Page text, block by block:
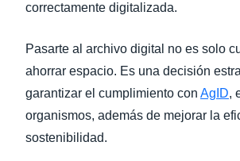
correctamente digitalizada.
Pasarte al archivo digital no es solo
ahorrar espacio. Es una decisión
garantizar el cumplimiento con AgID,
organismos, además de mejorar la
sostenibilidad.